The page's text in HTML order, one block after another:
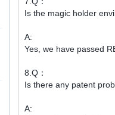
Is the magic holder
A:
Yes, we have passed
8.Q：
Is there any patent
A: